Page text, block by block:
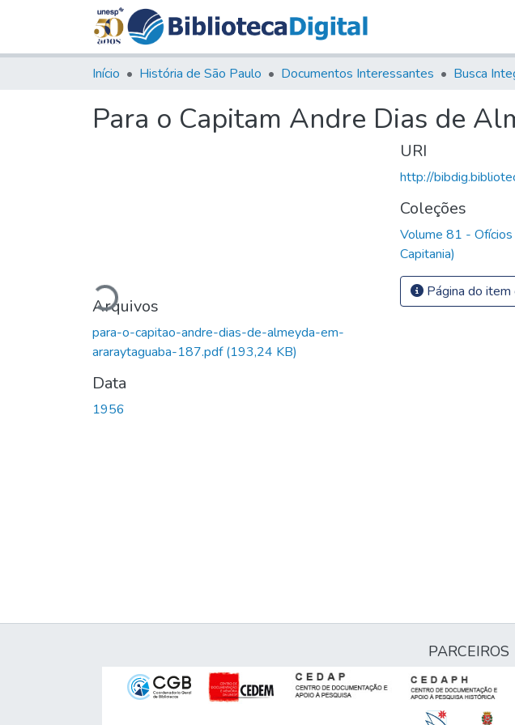
Início História de São Paulo Documentos Interessantes Busca
Para o Capitam Andre Dias de
Carregando...
Arquivos
para-o-capitao-andre-dias-de-almeyda-em-
araraytaguaba-187.pdf(193,24 KB)
Data
1956
URI
http://
Coleções
Volume 81 -
Capitania)
Página do
PARCEIROS